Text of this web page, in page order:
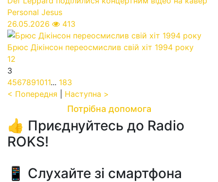
Personal Jesus
26.05.2026
413
Брюс Дікінсон переосмислив свій хіт 1994 року
12
3
4567891011... 183
< Попередня
Наступна >
Потрібна допомога
👍 Приєднуйтесь до Radio
ROKS!
📱 Слухайте зі смартфона